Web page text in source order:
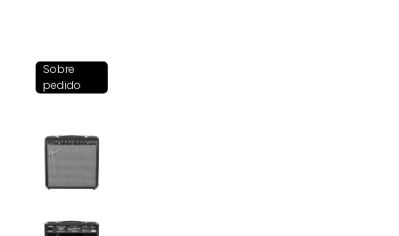
Sobre
pedido